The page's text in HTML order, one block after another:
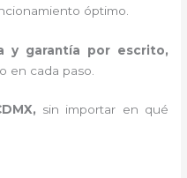
óptimo.
y garantía por escrito,
en cada paso.
sin importar en qué